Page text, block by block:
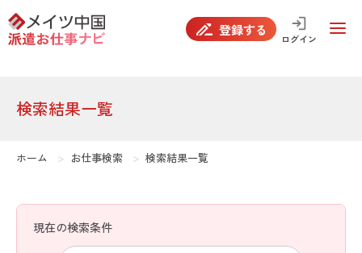
false
登録する
ログイン
検索結果一覧
ホーム お仕事検索 検索結果一覧
現在の検索条件